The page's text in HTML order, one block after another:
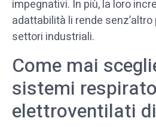
impegnativi. In più, la loro
adattabilità li rende
settori industriali.
Come mai
sistemi
elettroventilati